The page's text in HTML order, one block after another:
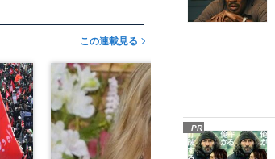
この連載見る
PR